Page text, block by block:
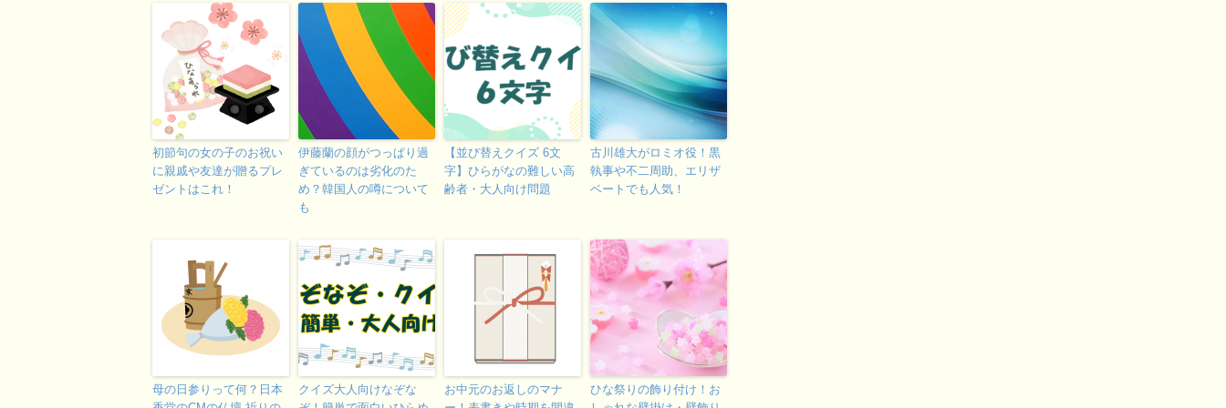
初節句の女の子のお祝い
に親戚や友達が贈るプレ
ゼントはこれ！
伊藤蘭の顔がつっぱり過
ぎているのは劣化のた
め？韓国人の噂について
も
【並び替えクイズ 6文
字】ひらがなの難しい高
齢者・大人向け問題
古川雄大がロミオ役！黒
執事や不二周助、エリザ
ベートでも人気！
母の日参りって何？日本
クイズ大人向けなぞな
お中元のお返しのマナ
ひな祭りの飾り付け！お